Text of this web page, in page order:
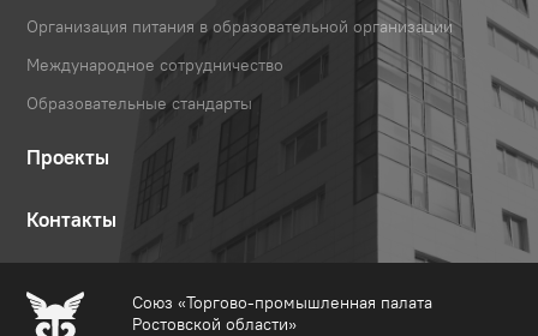
Организация питания в образовательной организации
Международное сотрудничество
Образовательные стандарты
Проекты
Контакты
Союз «Торгово-промышленная палата
Ростовской области»